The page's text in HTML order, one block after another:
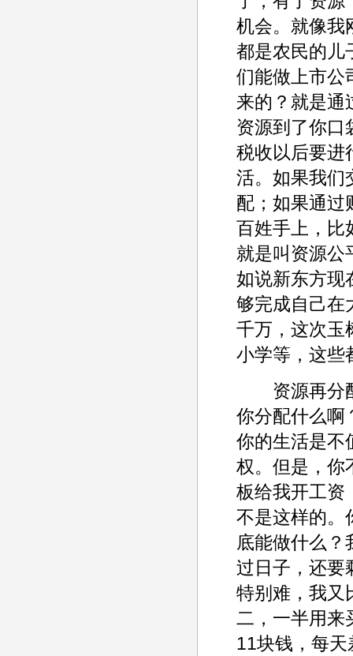
机会。就像我
都是农民的儿
们能做上市公
来的？就是通
资源到了你口
税收以后要进
活。如果我们
配；如果通过
百姓手上，比
就是叫资源公
如说新东方现
够完成自己在
千万，这次玉
小学等，这些
资源再分配
你分配什么啊
你的生活是不
权。但是，你
板给我开工资
不是这样的。
底能做什么？
过日子，还要
特别难，我又
二，一半用来
11块钱，每